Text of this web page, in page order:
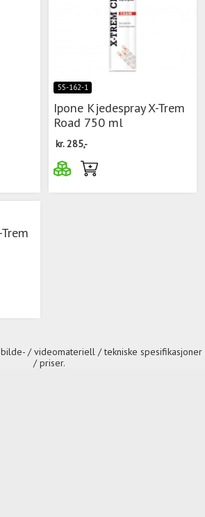
55-162-1
Ipone Kjedespray X-Trem
Road 750 ml
kr.285,-
/ videomateriell / tekniske spesifikasjoner
/ priser.